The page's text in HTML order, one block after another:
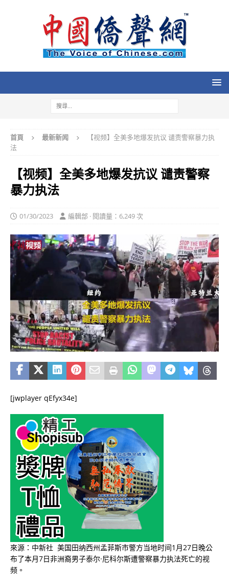
首頁 最新新闻
【视频】全美多地爆发抗议 谴责警察暴力执
法
【视频】全美多地爆发抗议 谴责警察
暴力执法
01/30/2023 編輯部 · 閱讀量：6,249 次
[jwplayer qEfyx34e]
來源：中新社 美国田纳西州孟菲斯市警方当地时间1月27日晚公
布了本月7日非洲裔男子泰尔·尼科尔斯遭警察暴力执法死亡的视
频。